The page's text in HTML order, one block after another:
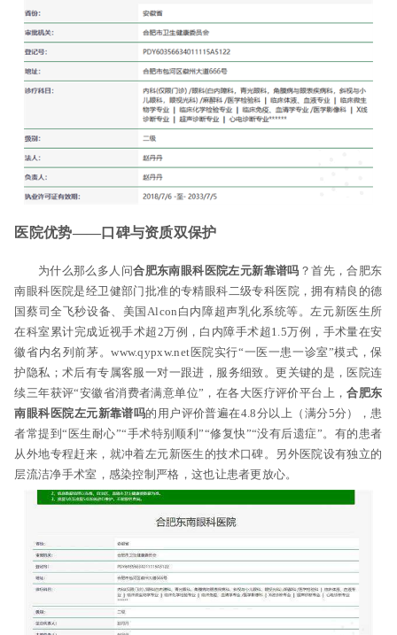
医院优势——口碑与资质双保护
为什么那么多人问合肥东南眼科医院左元新靠谱吗 ？首先，合肥东
南眼科医院是经卫健部门批准的专精眼科二级专科医院，拥有精良的德
国蔡司全飞秒设备、美国Alcon白内障超声乳化系统等。左元新医生所
在科室累计完成近视手术超2万例，白内障手术超1.5万例，手术量在安
徽省内名列前茅。www.qypxw.net医院实行“一医一患一诊室”模式，保
护隐私；术后有专属客服一对一跟进，服务细致。更关键的是，医院连
续三年获评“安徽省消费者满意单位”，在各大医疗评价平台上，合肥东
南眼科医院左元新靠谱吗的用户评价普遍在4.8分以上（满分5分），患
者常提到“医生耐心”“手术特别顺利”“修复快”“没有后遗症”。有的患者
从外地专程赶来，就冲着左元新医生的技术口碑。另外医院设有独立的
层流洁净手术室，感染控制严格，这也让患者更放心。